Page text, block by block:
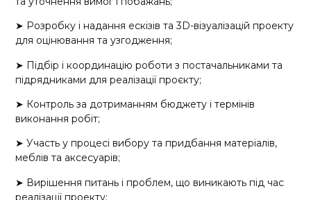
➤ Розробку і надання ескізів та 3D-візуалізацій проекту
для оцінювання та узгодження;
➤ Підбір і координацію роботи з постачальниками та
підрядниками для реалізації проєкту;
➤ Контроль за дотриманням бюджету і термінів
виконання робіт;
➤ Участь у процесі вибору та придбання матеріалів,
меблів та аксесуарів;
➤ Вирішення питань і проблем, що виникають під час
реалізації проекту;